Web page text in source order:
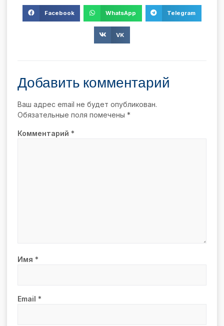
Facebook WhatsApp Telegram
VK
Добавить комментарий
Ваш адрес email не будет опубликован.
Обязательные поля помечены *
Комментарий *
Имя *
Email *